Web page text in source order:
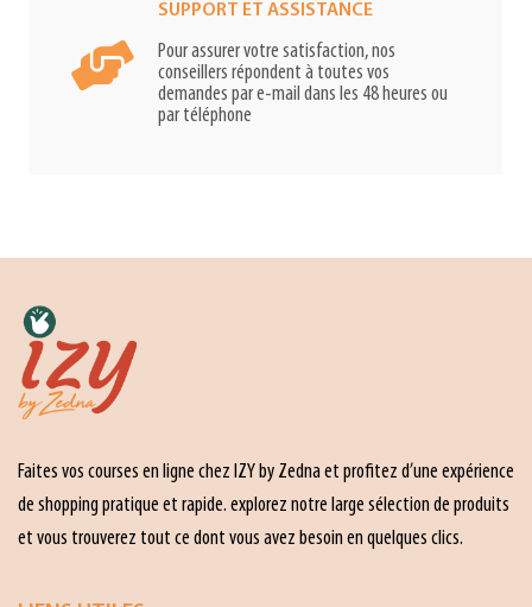
SUPPORT ET ASSISTANCE
Pour assurer votre satisfaction, nos
conseillers répondent à toutes vos
demandes par e-mail dans les 48 heures ou
par téléphone
Faites vos courses en ligne chez IZY by Zedna et profitez d’une expérience
de shopping pratique et rapide. explorez notre large sélection de produits
et vous trouverez tout ce dont vous avez besoin en quelques clics.